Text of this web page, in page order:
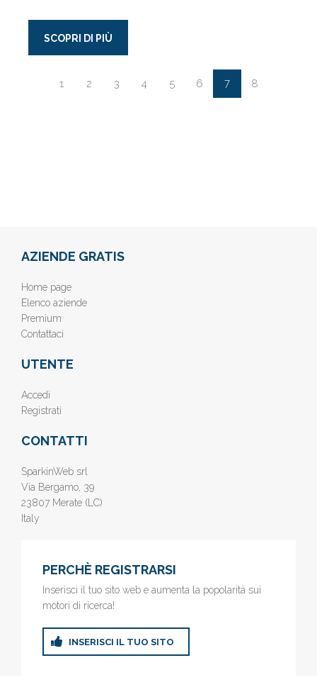
SCOPRI DI PIÙ
1 2 3 4 5 6 7 8
AZIENDE GRATIS
Home page
Elenco aziende
Premium
Contattaci
UTENTE
Accedi
Registrati
CONTATTI
SparkinWeb srl
Via Bergamo, 39
23807 Merate (LC)
Italy
PERCHÈ REGISTRARSI
Inserisci il tuo sito web e aumenta la popolarità sui
motori di ricerca!
INSERISCI IL TUO SITO